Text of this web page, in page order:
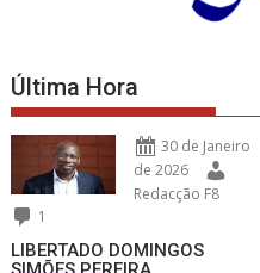
Última Hora
30 de Janeiro
de 2026
Redacção F8
1
LIBERTADO DOMINGOS